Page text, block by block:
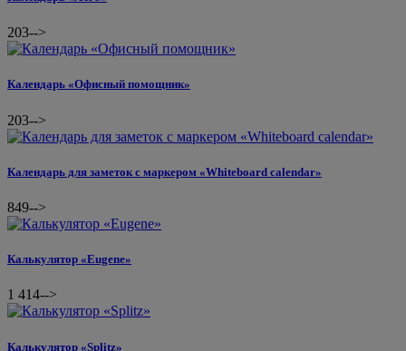
203-->
Календарь «Офисный помощник»
203-->
Календарь для заметок с маркером «Whiteboard calendar»
849-->
Калькулятор «Eugene»
1 414-->
Калькулятор «Splitz»